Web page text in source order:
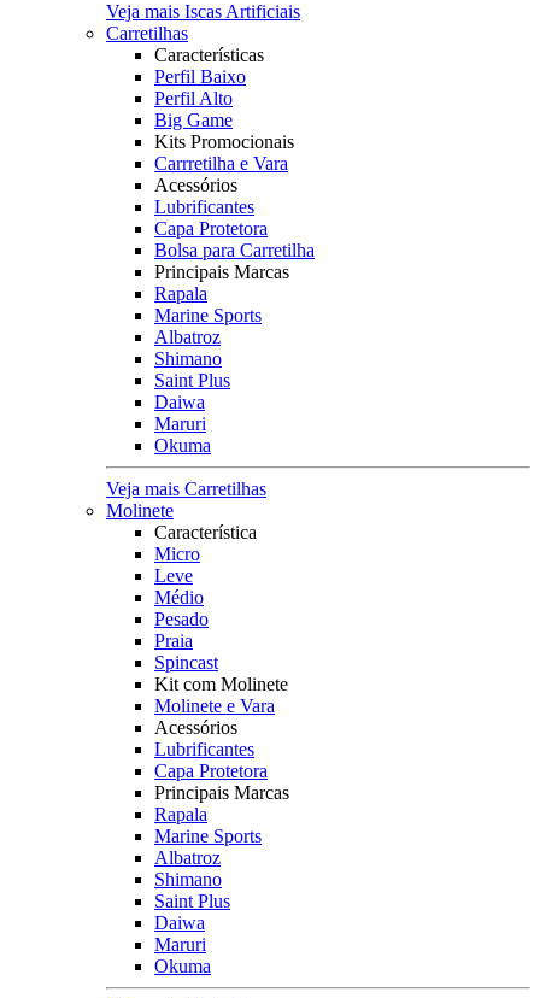
Veja mais Iscas Artificiais
Carretilhas
Características
Perfil Baixo
Perfil Alto
Big Game
Kits Promocionais
Carrretilha e Vara
Acessórios
Lubrificantes
Capa Protetora
Bolsa para Carretilha
Principais Marcas
Rapala
Marine Sports
Albatroz
Shimano
Saint Plus
Daiwa
Maruri
Okuma
Veja mais Carretilhas
Molinete
Característica
Micro
Leve
Médio
Pesado
Praia
Spincast
Kit com Molinete
Molinete e Vara
Acessórios
Lubrificantes
Capa Protetora
Principais Marcas
Rapala
Marine Sports
Albatroz
Shimano
Saint Plus
Daiwa
Maruri
Okuma